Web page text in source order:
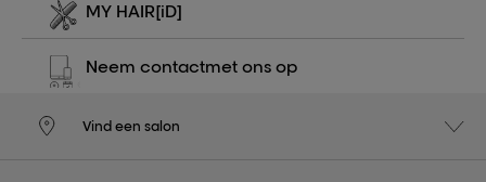
MY HAIR[iD]
Neem contactmet ons op
Vind een salon